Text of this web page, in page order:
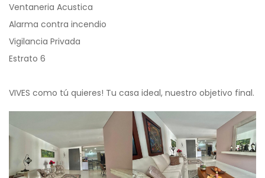
Ventaneria Acustica
Alarma contra incendio
Vigilancia Privada
Estrato 6
VIVES como tú quieres! Tu casa ideal, nuestro objetivo final.